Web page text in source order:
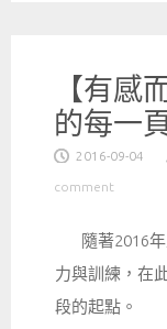
【有感
的每一
2016-09-04
comment
隨著2016年
力與訓練，在
段的起點。